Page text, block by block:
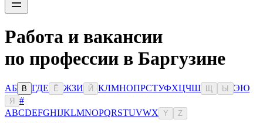
Работа и вакансии
по профессии в Баргузине
АБ В ГДЕ Ё ЖЗИ Й КЛМНОПРСТУФХЦЧШ Ы ЭЮ
Я
#
ABCDEFGHIJKLMNOPQRSTUVWX Y Z